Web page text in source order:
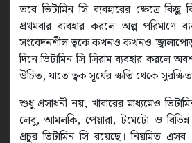
তবে ভিটামিন সি ব্যবহারের ক্ষেত্রে কিছু
প্রথমবার ব্যবহার করলে অল্প পরিমাণে
সংবেদনশীল ত্বকে কখনও কখনও জ্বালাপোড়া
দিনে ভিটামিন সি সিরাম ব্যবহার করলে
উচিত, যাতে ত্বক সূর্যের ক্ষতি থেকে
শুধু প্রসাধনী নয়, খাবারের মাধ্যমেও
লেবু, আমলকি, পেয়ারা, টমেটো ও
প্রচুর ভিটামিন সি রয়েছে। নিয়মিত